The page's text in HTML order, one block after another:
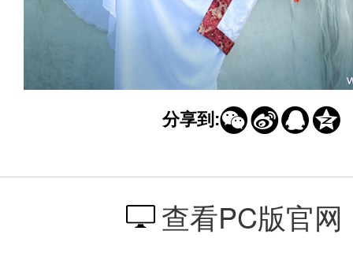
分享到:
查看PC版官网